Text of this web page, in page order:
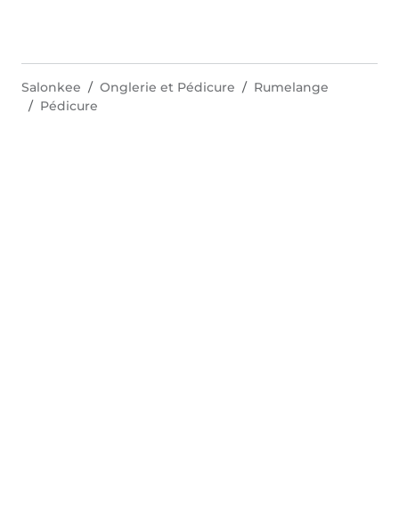
Salonkee Onglerie et Pédicure
Rumelange
Pédicure